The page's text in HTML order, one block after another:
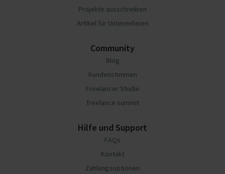
Projekte ausschreiben
Artikel für Unternehmen
Community
Blog
Kundenstimmen
Freelancer Studie
freelance summit
Hilfe und Support
FAQs
Kontakt
Zahlungsoptionen